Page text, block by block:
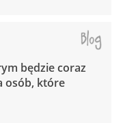
będzie coraz
osób, które